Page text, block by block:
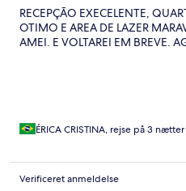
RECEPÇÃO EXECELENTE,
OTIMO E AREA DE LAZER
AMEI. E VOLTAREI EM BREVE.
ÉRICA CRISTINA, rejse på 3 nætter
Verificeret anmeldelse